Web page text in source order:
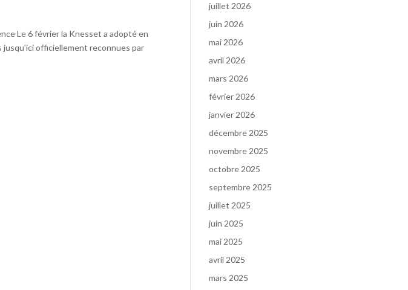
Le 6 février la Knesset a adopté en
jusqu’ici officiellement reconnues par
juillet 2026
juin 2026
mai 2026
avril 2026
mars 2026
février 2026
janvier 2026
décembre 2025
novembre 2025
octobre 2025
septembre 2025
juillet 2025
juin 2025
mai 2025
avril 2025
mars 2025